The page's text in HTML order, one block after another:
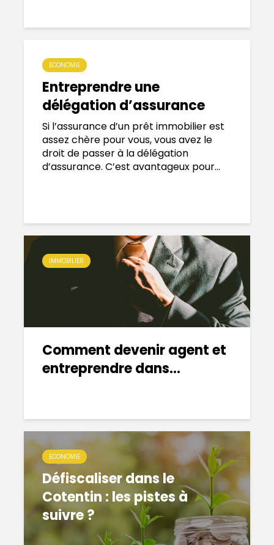
ECONOMIE
Entreprendre une
délégation d’assurance
Si l’assurance d’un prêt immobilier est
assez chère pour vous, vous avez le
droit de passer à la délégation
d’assurance. C’est avantageux pour...
IMMOBILIER
Comment devenir agent et
entreprendre dans...
ECONOMIE
Défiscaliser dans le
Cotentin : les pistes à
suivre ?